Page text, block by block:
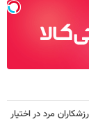
مرد در اختیار